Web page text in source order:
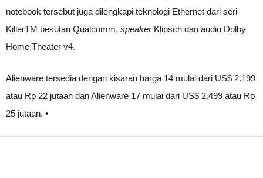
notebook tersebut juga dilengkapi teknologi Ethernet dari seri
KillerTM besutan Qualcomm, speakerKlipsch dan audio Dolby
Home Theater v4.
Alienware tersedia dengan kisaran harga 14 mulai dari US$ 2.199
atau Rp 22 jutaan dan Alienware 17 mulai dari US$ 2.499 atau Rp
25 jutaan. •